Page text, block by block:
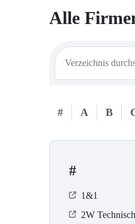
Alle
# A B
#
1&1
2W